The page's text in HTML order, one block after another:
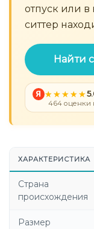
отпуск или
ситтер
Найти
Я
464 оценки
ХАРАКТЕРИСТИКА
Страна
происхождения
Размер